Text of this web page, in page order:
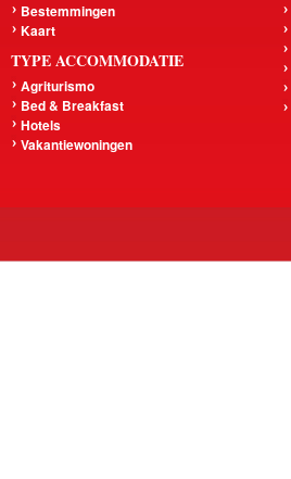
Bestemmingen
Kaart
TYPE ACCOMMODATIE
Agriturismo
Bed & Breakfast
Hotels
Vakantiewoningen